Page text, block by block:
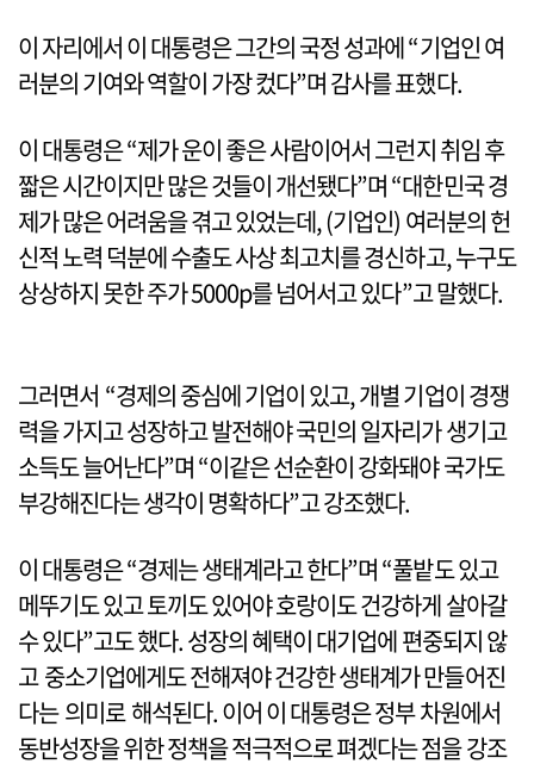
이 자리에서 이 대통령은 그간의 국정 성과에 “기업인 여
러분의 기여와 역할이 가장 컸다”며 감사를 표했다.
이 대통령은 “제가 운이 좋은 사람이어서 그런지 취임 후
짧은 시간이지만 많은 것들이 개선됐다”며 “대한민국 경
제가 많은 어려움을 겪고 있었는데, (기업인) 여러분의 헌
신적 노력 덕분에 수출도 사상 최고치를 경신하고, 누구도
상상하지 못한 주가 5000p를 넘어서고 있다”고 말했다.
그러면서 “경제의 중심에 기업이 있고, 개별 기업이 경쟁
력을 가지고 성장하고 발전해야 국민의 일자리가 생기고
소득도 늘어난다”며 “이같은 선순환이 강화돼야 국가도
부강해진다는 생각이 명확하다”고 강조했다.
이 대통령은 “경제는 생태계라고 한다”며 “풀밭도 있고
메뚜기도 있고 토끼도 있어야 호랑이도 건강하게 살아갈
수 있다”고도 했다. 성장의 혜택이 대기업에 편중되지 않
고 중소기업에게도 전해져야 건강한 생태계가 만들어진
다는 의미로 해석된다. 이어 이 대통령은 정부 차원에서
동반성장을 위한 정책을 적극적으로 펴겠다는 점을 강조